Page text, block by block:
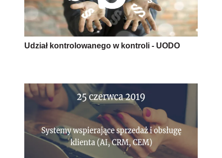
Udział kontrolowanego w kontroli - UODO